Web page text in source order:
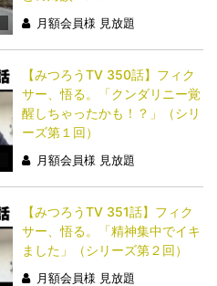
月額会員様 見放題
【みつろうTV 350話】フィク
サー、悟る。「クンダリニー覚
醒しちゃったかも！？」（シリ
ーズ第１回）
月額会員様 見放題
【みつろうTV 351話】フィク
サー、悟る。「精神集中でイキ
ました」（シリーズ第２回）
月額会員様 見放題